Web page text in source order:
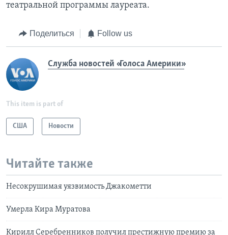
театральной программы лауреата.
Поделиться Follow us
Служба новостей «Голоса Америки»
This item is part of
США Новости
Читайте также
Несокрушимая уязвимость Джакометти
Умерла Кира Муратова
Кирилл Серебренников получил престижную премию за